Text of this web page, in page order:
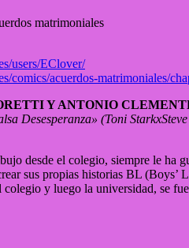
matrimoniales
users/EClover/
comics/acuerdos-matrimoniales/
Y ANTONIO
Desesperanza» (Toni
desde el colegio, siempre le ha
sus propias historias BL (Boys’
colegio y luego la universidad, se